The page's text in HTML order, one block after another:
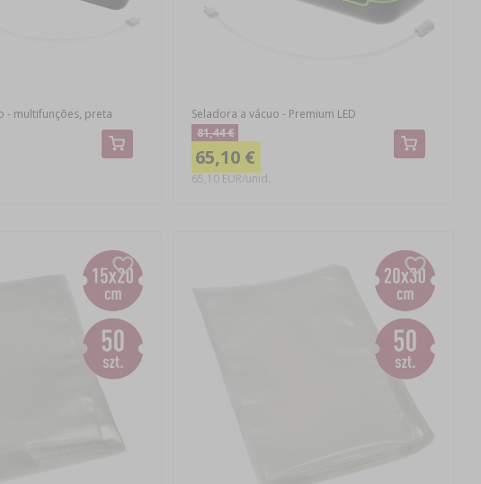
- multifunções, preta
Seladora a vácuo - Premium LED
81,44 €
65,10 €
65,10 EUR/unid.